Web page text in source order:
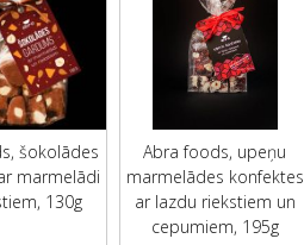
šokolādes
marmelādi
130g
Abra foods, upeņu
marmelādes konfektes
ar lazdu riekstiem un
cepumiem, 195g